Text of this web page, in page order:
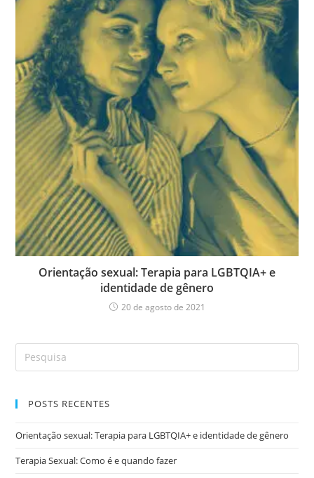
Orientação sexual: Terapia para LGBTQIA+ e
identidade de gênero
20 de agosto de 2021
POSTS RECENTES
Orientação sexual: Terapia para LGBTQIA+ e identidade de gênero
Terapia Sexual: Como é e quando fazer